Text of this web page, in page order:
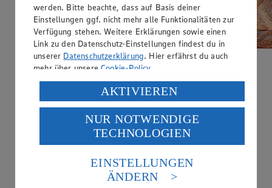
Hirsepfannkuchen
Zubereitungsdauer
70 min.
Ernährungsweise
Glutenfrei
Ernährungsweise
werden. Bitte beachte, dass auf Basis deiner
Einstellungen ggf. nicht mehr alle Funktionalitäten zur
Verfügung stehen. Weitere Erklärungen sowie einen
Link zu den Datenschutz-Einstellungen findest du in
unserer Datenschutzerklärung. Hier erfährst du auch
mehr über unsereCookie-Policy.
Verarbeitung deiner personenbezogenen Daten in den
USA durch Facebook und YouTube:
Wenn du auf „Aktivieren“ klickst, willigst du im Sinne
des Art. 49 Abs. 1 Satz 1 lit. a) DSGVO ein, dass deine
Daten in den USA verarbeitet werden. Der EuGH sieht
die USA als Land mit einem nach europäischen
Standards nicht angemessenen Datenschutzniveau an.
Es besteht das Risiko eines Zugriffs durch US-
AKTIVIEREN
NUR NOTWENDIGE
TECHNOLOGIEN
EINSTELLUNGEN
ÄNDERN